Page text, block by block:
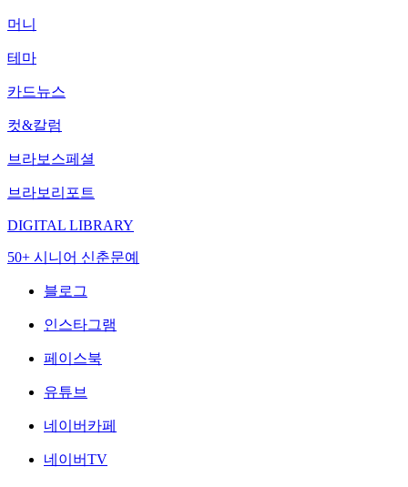
머니
테마
카드뉴스
컷&칼럼
브라보스페셜
브라보리포트
DIGITAL LIBRARY
50+ 시니어 신춘문예
블로그
인스타그램
페이스북
유튜브
네이버카페
네이버TV